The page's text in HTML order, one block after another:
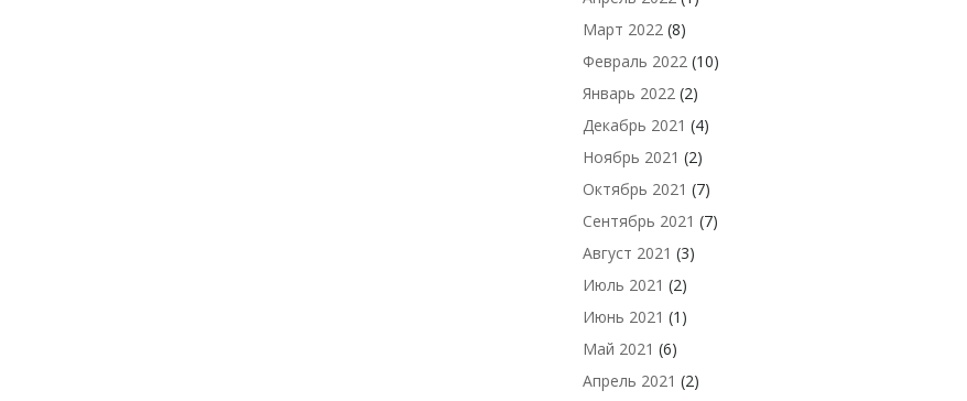
Март 2022 (8)
Февраль 2022 (10)
Январь 2022 (2)
Декабрь 2021 (4)
Ноябрь 2021 (2)
Октябрь 2021 (7)
Сентябрь 2021 (7)
Август 2021 (3)
Июль 2021 (2)
Июнь 2021 (1)
Май 2021 (6)
Апрель 2021 (2)